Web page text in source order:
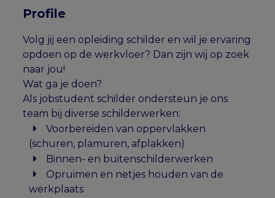
Profile
Volg jij een opleiding schilder en wil je ervaring
opdoen op de werkvloer? Dan zijn wij op zoek
naar jou!
Wat ga je doen?
Als jobstudent schilder ondersteun je ons
team bij diverse schilderwerken:
Voorbereiden van oppervlakken
(schuren, plamuren, afplakken)
Binnen- en buitenschilderwerken
Opruimen en netjes houden van de
werkplaats